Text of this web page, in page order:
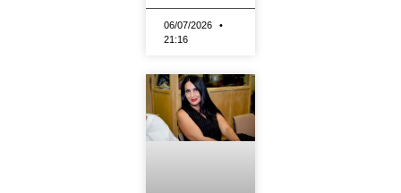
06/07/2026
21:16